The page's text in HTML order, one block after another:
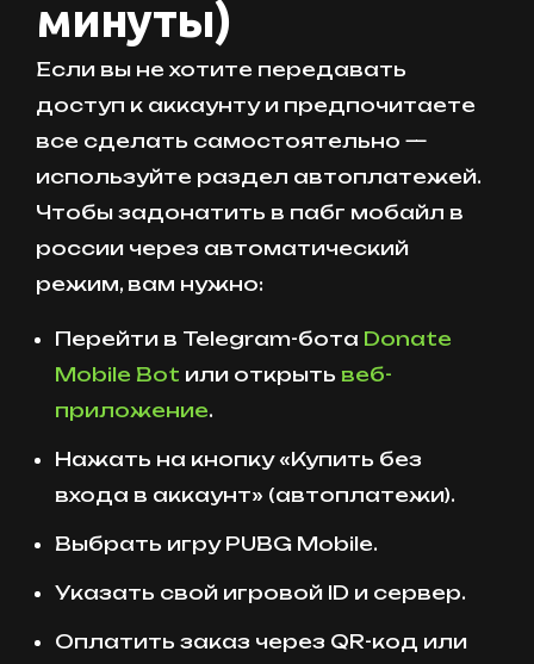
минуты)
Если вы не хотите передавать
доступ к аккаунту и предпочитаете
все сделать самостоятельно —
используйте раздел автоплатежей.
Чтобы задонатить в пабг мобайл в
россии через автоматический
режим, вам нужно:
Перейти в Telegram-бота Donate
Mobile Bot или открыть веб-
приложение.
Нажать на кнопку «Купить без
входа в аккаунт» (автоплатежи).
Выбрать игру PUBG Mobile.
Указать свой игровой ID и сервер.
Оплатить заказ через QR-код или